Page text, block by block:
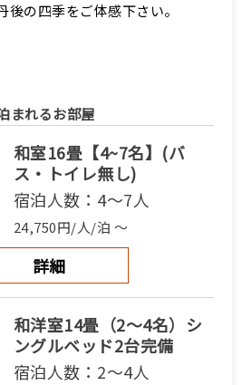
後の四季をご体感下さい。
まれるお部屋
和室16畳【4~7名】(バ
ス・トイレ無し)
宿泊人数：4～7人
24,750円/人/泊 ～
詳細
和洋室14畳（2〜4名）シ
ングルベッド2台完備
宿泊人数：2～4人